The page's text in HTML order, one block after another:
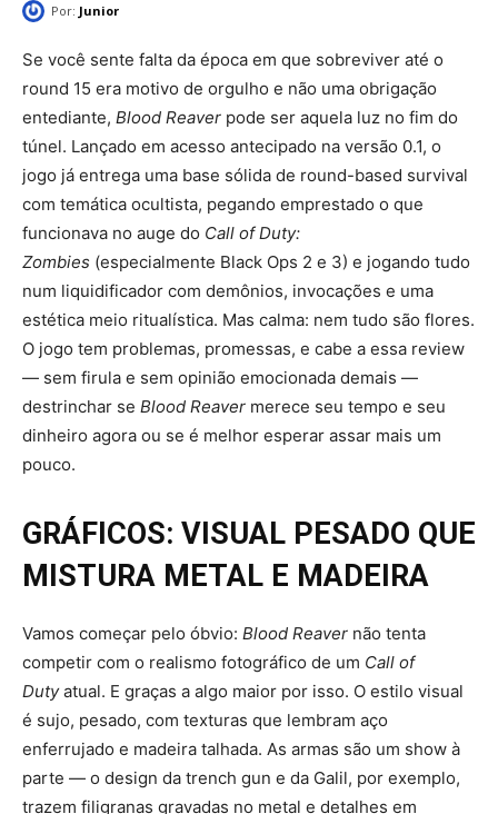
Por: Junior
Se você sente falta da época em que sobreviver até o
round 15 era motivo de orgulho e não uma obrigação
entediante, Blood Reaver pode ser aquela luz no fim do
túnel. Lançado em acesso antecipado na versão 0.1, o
jogo já entrega uma base sólida de round-based survival
com temática ocultista, pegando emprestado o que
funcionava no auge do Call of Duty:
Zombies (especialmente Black Ops 2 e 3) e jogando tudo
num liquidificador com demônios, invocações e uma
estética meio ritualística. Mas calma: nem tudo são flores.
O jogo tem problemas, promessas, e cabe a essa review
— sem firula e sem opinião emocionada demais —
destrinchar se Blood Reaver merece seu tempo e seu
dinheiro agora ou se é melhor esperar assar mais um
pouco.
GRÁFICOS: VISUAL PESADO QUE
MISTURA METAL E MADEIRA
Vamos começar pelo óbvio: Blood Reaver não tenta
competir com o realismo fotográfico de um Call of
Dutyatual. E graças a algo maior por isso. O estilo visual
é sujo, pesado, com texturas que lembram aço
enferrujado e madeira talhada. As armas são um show à
parte — o design da trench gun e da Galil, por exemplo,
trazem filigranas gravadas no metal e detalhes em